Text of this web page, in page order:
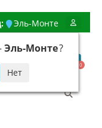
Эль-Монте
Эль-Монте?
0